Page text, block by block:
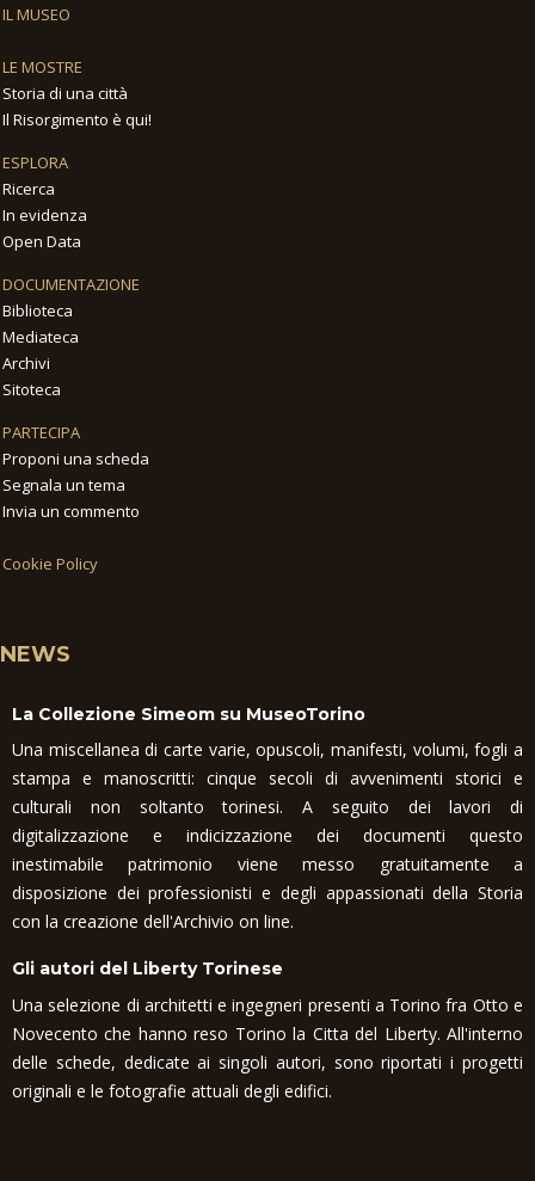
IL MUSEO
LE MOSTRE
Storia di una città
Il Risorgimento è qui!
ESPLORA
Ricerca
In evidenza
Open Data
DOCUMENTAZIONE
Biblioteca
Mediateca
Archivi
Sitoteca
PARTECIPA
Proponi una scheda
Segnala un tema
Invia un commento
Cookie Policy
NEWS
La Collezione Simeom su MuseoTorino
Una miscellanea di carte varie, opuscoli, manifesti, volumi, fogli a
stampa e manoscritti: cinque secoli di avvenimenti storici e
culturali non soltanto torinesi. A seguito dei lavori di
digitalizzazione e indicizzazione dei documenti questo
inestimabile patrimonio viene messo gratuitamente a
disposizione dei professionisti e degli appassionati della Storia
con la creazione dell'Archivio on line.
Gli autori del Liberty Torinese
Una selezione di architetti e ingegneri presenti a Torino fra Otto e
Novecento che hanno reso Torino la Citta del Liberty. All'interno
delle schede, dedicate ai singoli autori, sono riportati i progetti
originali e le fotografie attuali degli edifici.